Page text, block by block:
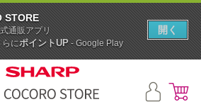
STORE
通販アプリ
らにポイントUP- Google Play
開く